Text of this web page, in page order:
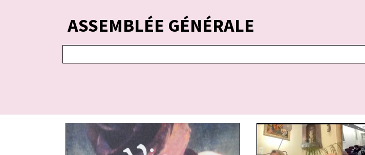
ASSEMBLÉE GÉNÉRALE